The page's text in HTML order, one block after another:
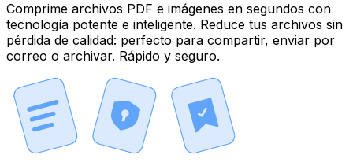
Comprime archivos PDF e imágenes en segundos con
tecnología potente e inteligente. Reduce tus archivos sin
pérdida de calidad: perfecto para compartir, enviar por
correo o archivar. Rápido y seguro.